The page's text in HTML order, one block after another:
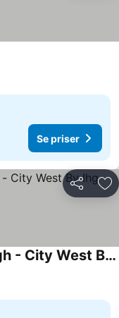
Se priser
Del
Holiday Inn Express Edinburgh - City West By Ihg